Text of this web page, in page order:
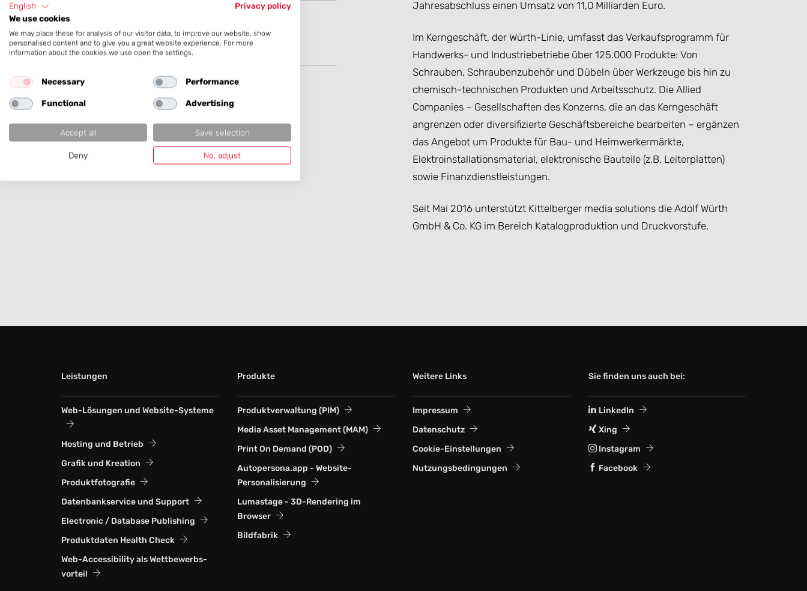
Zur Kundenwebsite:
Adolf Würth GmbH & Co. KG
Jahresabschluss einen Umsatz von 11,0 Milliarden Euro.
Im Kerngeschäft, der Würth-Linie, umfasst das Verkaufsprogramm für
Handwerks- und Industriebetriebe über 125.000 Produkte: Von
Schrauben, Schraubenzubehör und Dübeln über Werkzeuge bis hin zu
chemisch-technischen Produkten und Arbeitsschutz. Die Allied
Companies – Gesellschaften des Konzerns, die an das Kerngeschäft
angrenzen oder diversifizierte Geschäftsbereiche bearbeiten – ergänzen
das Angebot um Produkte für Bau- und Heimwerkermärkte,
Elektroinstallationsmaterial, elektronische Bauteile (z.B. Leiterplatten)
sowie Finanzdienstleistungen.
Seit Mai 2016 unterstützt Kittelberger media solutions die Adolf Würth
GmbH & Co. KG im Bereich Katalogproduktion und Druckvorstufe.
Leistungen
Web-Lösungen und Website-Systeme
Hosting und Betrieb
Grafik und Kreation
Produktfotografie
Datenbankservice und Support
Electronic / Database Publishing
Produktdaten Health Check
Web-Accessi­bility als Wett­bewerbs­
vorteil
Produkte
Produktverwaltung (PIM)
Media Asset Management (MAM)
Print On Demand (POD)
Autopersona.app - Website-
Personalisierung
Lumastage - 3D-Rendering im
Browser
Bildfabrik
Weitere Links
Impressum
Datenschutz
Cookie-Einstellungen
Nutzungsbedingungen
Sie finden uns auch bei:
LinkedIn
Xing
Instagram
Facebook
English
Privacy policy
We use cookies
We may place these for analysis of our visitor data, to improve our website, show
personalised content and to give you a great website experience. For more
information about the cookies we use open the settings.
Necessary Performance
Functional Advertising
Accept all Save selection
Deny No, adjust